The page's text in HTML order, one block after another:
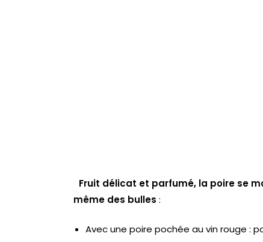
Fruit délicat et parfumé, la poire se
même des bulles :
Avec une poire pochée au vin rouge :